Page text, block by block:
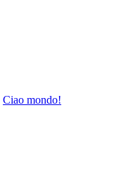
Ciao mondo!